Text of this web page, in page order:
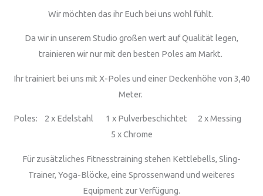
Wir möchten das ihr Euch bei uns wohl fühlt.
Da wir in unserem Studio großen wert auf Qualität legen,
trainieren wir nur mit den besten Poles am Markt.
Ihr trainiert bei uns mit X-Poles und einer Deckenhöhe von 3,40
Meter.
Poles: 2 x Edelstahl 1 x Pulverbeschichtet 2 x Messing
5 x Chrome
Für zusätzliches Fitnesstraining stehen Kettlebells, Sling-
Trainer, Yoga-Blöcke, eine Sprossenwand und weiteres
Equipment zur Verfügung.